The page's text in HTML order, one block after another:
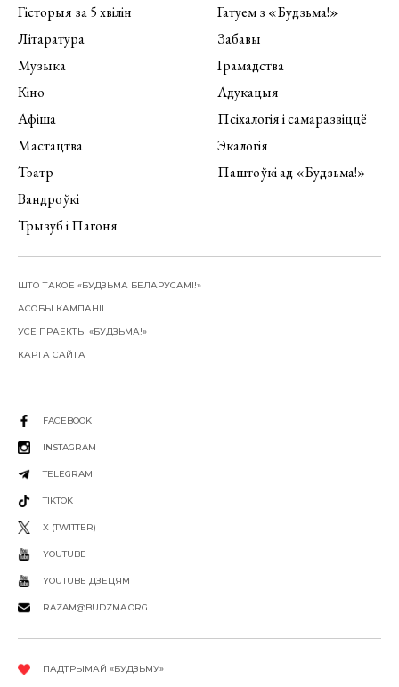
Гісторыя за 5 хвілін
Літаратура
Музыка
Кіно
Афіша
Мастацтва
Тэатр
Вандроўкі
Трызуб і Пагоня
Гатуем з «Будзьма!»
Забавы
Грамадства
Адукацыя
Псіхалогія і самаразвіццё
Экалогія
Паштоўкі ад «Будзьма!»
ШТО ТАКОЕ «БУДЗЬМА БЕЛАРУСАМІ!»
АСОБЫ КАМПАНІІ
УСЕ ПРАЕКТЫ «БУДЗЬМА!»
КАРТА САЙТА
FACEBOOK
INSTAGRAM
TELEGRAM
TIKTOK
X (TWITTER)
YOUTUBE
YOUTUBE ДЗЕЦЯМ
RAZAM@BUDZMA.ORG
ПАДТРЫМАЙ «БУДЗЬМУ»